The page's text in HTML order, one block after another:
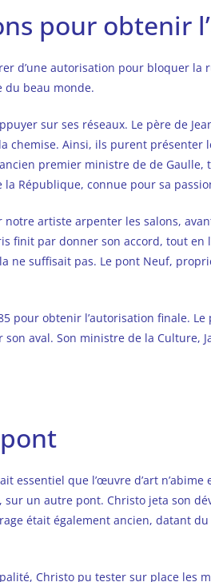
pour obtenir
d’une autorisation pour bloquer
du beau monde.
sur ses réseaux. Le père de
chemise. Ainsi, ils purent présenter
premier ministre de de Gaulle,
la République, connue pour sa
notre artiste arpenter les salons,
finit par donner son accord, tout
ne suffisait pas. Le pont Neuf,
pour obtenir l’autorisation finale.
aval. Son ministre de la Culture,
essentiel que l’œuvre d’art
sur un autre pont. Christo jeta son
était également ancien, datant
Christo pu tester sur place les